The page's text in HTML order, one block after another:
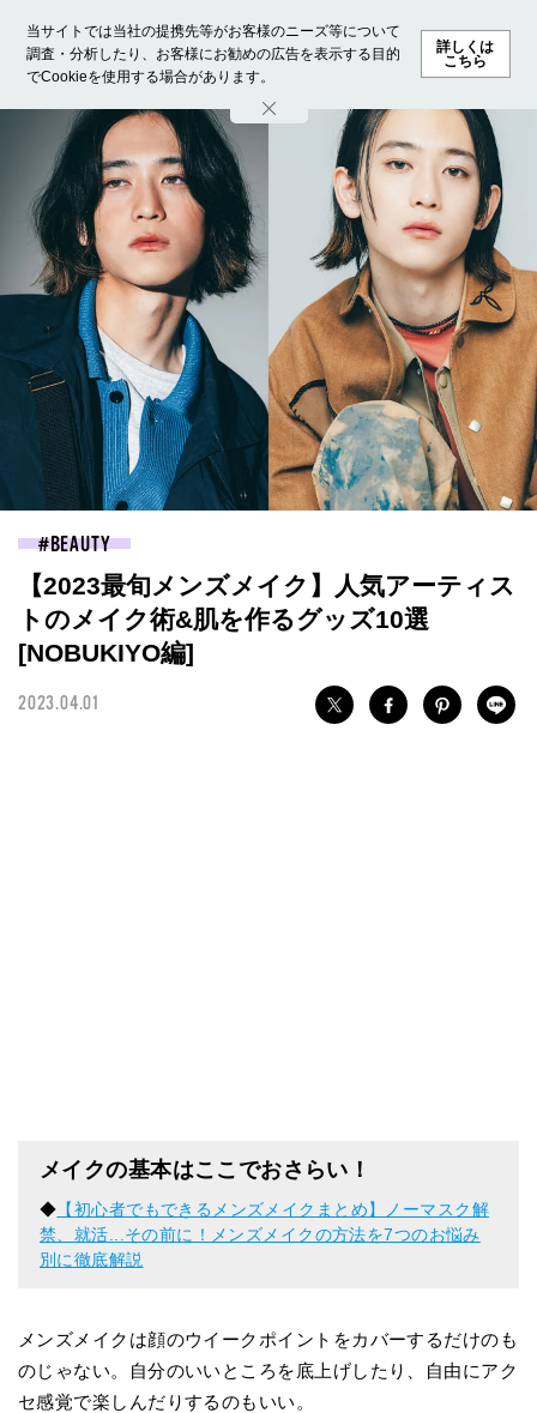
当サイトでは当社の提携先等がお客様のニーズ等について
調査・分析したり、お客様にお勧めの広告を表示する目的
でCookieを使用する場合があります。
詳しくは
こちら
ホーム モデル募集 ランキング ファッション ビューテ
BEAUTY
【2023最旬メンズメイク】人気アーティス
トのメイク術&肌を作るグッズ10選
[NOBUKIYO編]
2023.04.01
メイクの基本はここでおさらい！
◆ 【初心者でもできるメンズメイクまとめ】ノーマスク解
禁、就活...その前に！メンズメイクの方法を7つのお悩み
別に徹底解説
メンズメイクは顔のウイークポイントをカバーするだけのも
のじゃない。自分のいいところを底上げしたり、自由にアク
セ感覚で楽しんだりするのもいい。